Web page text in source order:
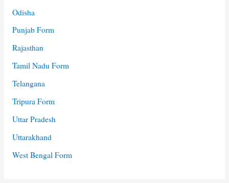
Odisha
Punjab Form
Rajasthan
Tamil Nadu Form
Telangana
Tripura Form
Uttar Pradesh
Uttarakhand
West Bengal Form